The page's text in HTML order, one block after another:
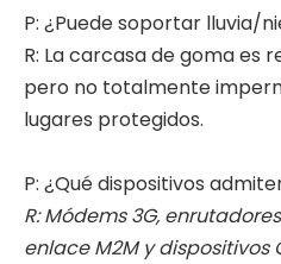
P: ¿Puede soportar lluvia/
R: La carcasa de goma es
pero no totalmente
lugares protegidos.
P: ¿Qué dispositivos
R: Módems 3G,
enlace M2M y dispositivos